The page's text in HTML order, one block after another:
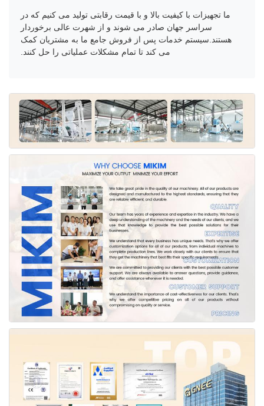
ما تجهیزات با کیفیت بالا و با قیمت رقابتی تولید می کنیم که در
سراسر جهان صادر می شوند و از شهرت عالی برخوردار
هستند.سیستم خدمات پس از فروش جامع ما به مشتریان کمک
می کند تا تمام مشکلات عملیاتی را حل کنند.